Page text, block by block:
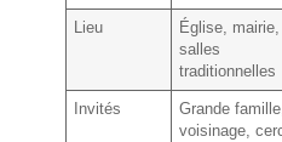
Lieu
Église, mairie,
salles
traditionnelles
Invités
Grande famille,
voisinage,